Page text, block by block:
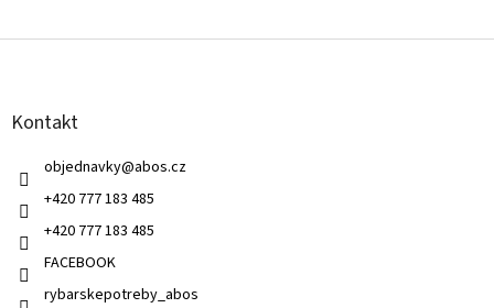
á
Kontakt
objednavky@abos.cz
+420 777 183 485
+420 777 183 485
FACEBOOK
rybarskepotreby_abos